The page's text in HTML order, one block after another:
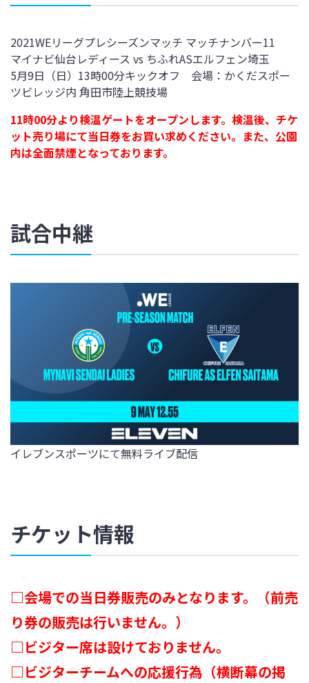
2021WEリーグプレシーズンマッチ マッチナンバー11
マイナビ仙台レディース vs ちふれASエルフェン埼玉
5月9日（日）13時00分キックオフ 会場：かくだスポー
ツビレッジ内 角田市陸上競技場
11時00分より検温ゲートをオープンします。検温後、チケ
ット売り場にて当日券をお買い求めください。また、公園
内は全面禁煙となっております。
試合中継
イレブンスポーツにて無料ライブ配信
チケット情報
□会場での当日券販売のみとなります。（前売
り券の販売は行いません。）
□ビジター席は設けておりません。
□ビジターチームへの応援行為（横断幕の掲